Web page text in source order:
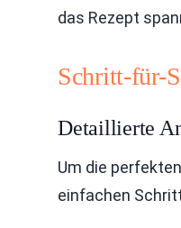
das Rezept
Schritt-für-
Detaillierte
Um die
einfachen